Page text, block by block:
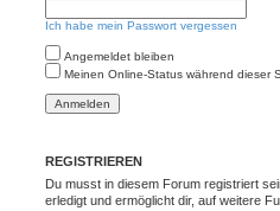
Ich habe mein Passwort vergessen
Angemeldet bleiben
Meinen Online-Status während dieser
REGISTRIEREN
Du musst in diesem Forum registriert
erledigt und ermöglicht dir, auf weitere